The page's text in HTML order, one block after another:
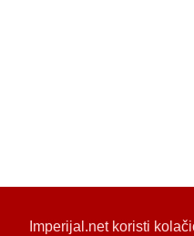
Imperijal.net koristi